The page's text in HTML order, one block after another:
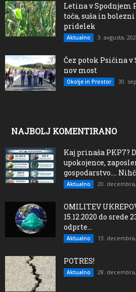
Letina v Spodnjem
toča, suša in
pridelek
Aktualno 3. avgusta,
Čez potok Psičina v
nov most
Okolje in Prostor 30.
NAJBOLJ KOMENTIRANO
Kaj prinaša PKP7?
upokojence,
gospodarstvo….
Aktualno 20.
OMILITEV
15.12.2020 do srede
odprte...
Aktualno 13.
POTRES!
Aktualno 28.